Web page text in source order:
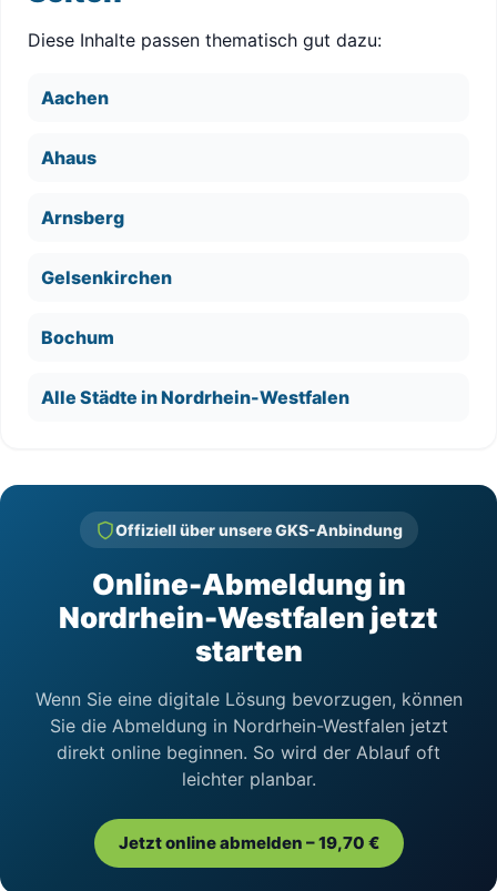
Diese Inhalte passen thematisch gut dazu:
Aachen
Ahaus
Arnsberg
Gelsenkirchen
Bochum
Alle Städte in Nordrhein-Westfalen
Offiziell über unsere GKS-Anbindung
Online-Abmeldung in
Nordrhein-Westfalen jetzt
starten
Wenn Sie eine digitale Lösung bevorzugen, können
Sie die Abmeldung in Nordrhein-Westfalen jetzt
direkt online beginnen. So wird der Ablauf oft
leichter planbar.
Jetzt online abmelden – 19,70 €